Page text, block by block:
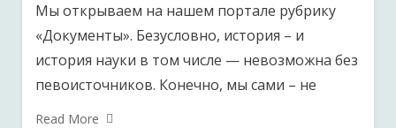
Мы открываем на нашем портале рубрику
«Документы». Безусловно, история – и
история науки в том числе — невозможна без
певоисточников. Конечно, мы сами – не
Read More